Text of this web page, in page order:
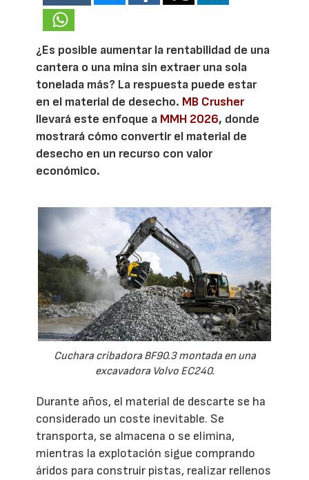
¿Es posible aumentar la rentabilidad de una
cantera o una mina sin extraer una sola
tonelada más? La respuesta puede estar
en el material de desecho. MB Crusher
llevará este enfoque a MMH 2026, donde
mostrará cómo convertir el material de
desecho en un recurso con valor
económico.
Cuchara cribadora BF90.3 montada en una
excavadora Volvo EC240.
Durante años, el material de descarte se ha
considerado un coste inevitable. Se
transporta, se almacena o se elimina,
mientras la explotación sigue comprando
áridos para construir pistas, realizar rellenos